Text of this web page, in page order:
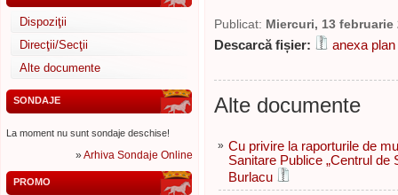
Dispoziţii
Direcţii/Secţii
Alte documente
SONDAJE
La moment nu sunt sondaje deschise!
»Arhiva Sondaje Online
PROMO
Publicat: Miercuri, 13 februarie
Descarcă fișier: anexa
Alte documente
» Cu privire la raporturile de
Sanitare Publice „Centrul de
Burlacu